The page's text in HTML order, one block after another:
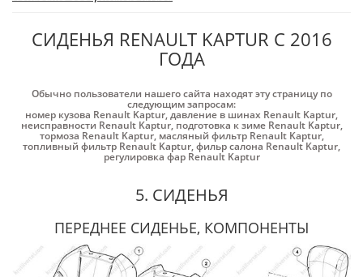
СИДЕНЬЯ RENAULT KAPTUR С 2016
ГОДА
Обычно пользователи нашего сайта находят эту страницу по
следующим запросам:
номер кузова Renault Kaptur,давление в шинах Renault Kaptur,
неисправности Renault Kaptur, подготовка к зиме Renault Kaptur,
тормоза Renault Kaptur, масляный фильтр Renault Kaptur,
топливный фильтр Renault Kaptur,фильр салона Renault Kaptur,
регулировка фар Renault Kaptur
5. СИДЕНЬЯ
ПЕРЕДНЕЕ СИДЕНЬЕ, КОМПОНЕНТЫ